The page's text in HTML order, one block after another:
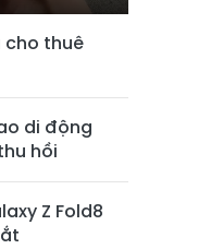
thuê
di động
hồi
Z Fold8